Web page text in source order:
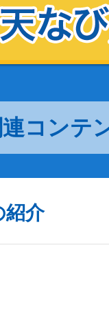
連コンテ
紹介